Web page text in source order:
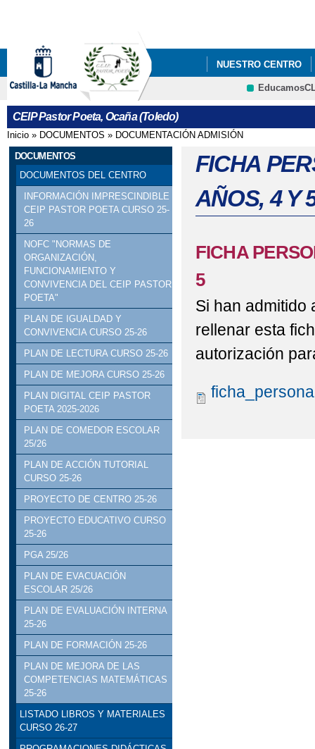
NUESTRO CENTRO
BLOGS Y WIKIS
AMPA DEL CEIP
GALERÍA
CEIP Pastor Poeta, Ocaña (Toledo)
Se encuentra usted aquí
Inicio » DOCUMENTOS » DOCUMENTACIÓN ADMISIÓN
DOCUMENTOS
DOCUMENTOS DEL CENTRO
INFORMACIÓN IMPRESCINDIBLE
CEIP PASTOR POETA CURSO 25-
26
NOFC "NORMAS DE
ORGANIZACIÓN,
FUNCIONAMIENTO Y
CONVIVENCIA DEL CEIP PASTOR
POETA"
PLAN DE IGUALDAD Y
CONVIVENCIA CURSO 25-26
PLAN DE LECTURA CURSO 25-26
PLAN DE MEJORA CURSO 25-26
PLAN DIGITAL CEIP PASTOR
POETA 2025-2026
PLAN DE COMEDOR ESCOLAR
25/26
PLAN DE ACCIÓN TUTORIAL
CURSO 25-26
PROYECTO DE CENTRO 25-26
PROYECTO EDUCATIVO CURSO
25-26
PGA 25/26
PLAN DE EVACUACIÓN
ESCOLAR 25/26
PLAN DE EVALUACIÓN INTERNA
25-26
PLAN DE FORMACIÓN 25-26
PLAN DE MEJORA DE LAS
COMPETENCIAS MATEMÁTICAS
25-26
LISTADO LIBROS Y MATERIALES
CURSO 26-27
FICHA
AÑOS, 4 Y
FICHA
5
Si han admitido
rellenar esta
autorización